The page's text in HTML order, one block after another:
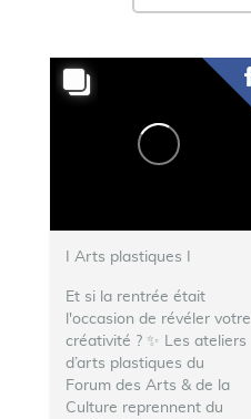
I Arts plastiques I
Et si la rentrée était
l'occasion de révéler votre
créativité ? ✨ Les ateliers
d’arts plastiques du
Forum des Arts & de la
Culture reprennent du